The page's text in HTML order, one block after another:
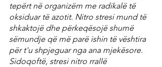
tepërt në organizëm me radikalë të
oksiduar të azotit. Nitro stresi mund të
shkaktojë dhe përkeqësojë shumë
sëmundje që më parë ishin të vështira
për t'u shpjeguar nga ana mjekësore.
Sidoqoftë, stresi nitro rrallë